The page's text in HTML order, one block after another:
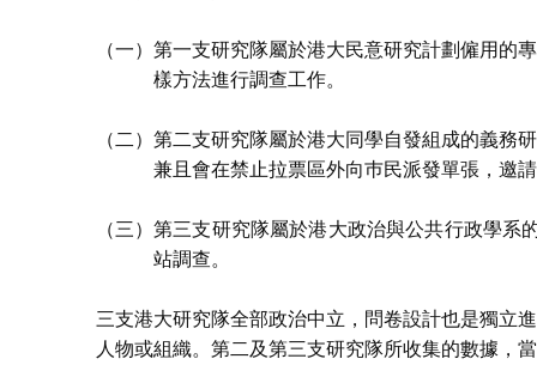
（一） 第一支研究隊屬於港大民意研究計劃僱用的
樣方法進行調查工作。
（二） 第二支研究隊屬於港大同學自發組成的義務
兼且會在禁止拉票區外向巿民派發單張，邀
（三） 第三支研究隊屬於港大政治與公共行政學系
站調查。
三支港大研究隊全部政治中立，問卷設計也是獨立
人物或組織。第二及第三支研究隊所收集的數據，